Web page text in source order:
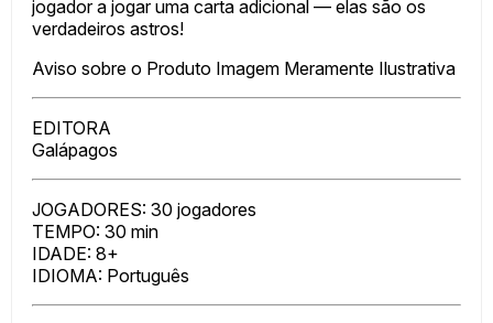
jogador a jogar uma carta adicional — elas são os
verdadeiros astros!
Aviso sobre o Produto Imagem Meramente Ilustrativa
EDITORA
Galápagos
JOGADORES: 30 jogadores
TEMPO: 30 min
IDADE: 8+
IDIOMA: Português